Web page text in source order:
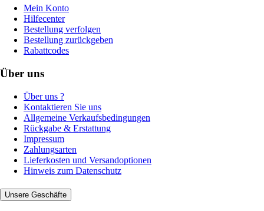
Mein Konto
Hilfecenter
Bestellung verfolgen
Bestellung zurückgeben
Rabattcodes
Über uns
Über uns ?
Kontaktieren Sie uns
Allgemeine Verkaufsbedingungen
Rückgabe & Erstattung
Impressum
Zahlungsarten
Lieferkosten und Versandoptionen
Hinweis zum Datenschutz
Unsere Geschäfte